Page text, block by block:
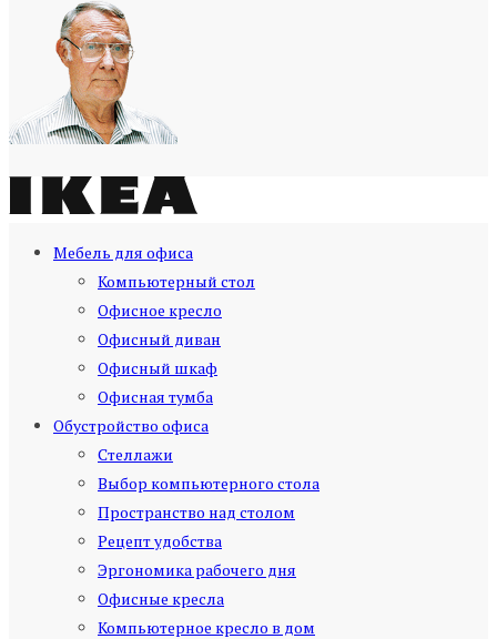
Мебель для офиса
Компьютерный стол
Офисное кресло
Офисный диван
Офисный шкаф
Офисная тумба
Обустройство офиса
Стеллажи
Выбор компьютерного стола
Пространство над столом
Рецепт удобства
Эргономика рабочего дня
Офисные кресла
Компьютерное кресло в дом